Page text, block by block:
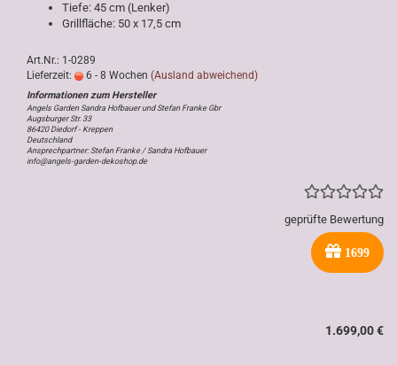
Tiefe: 45 cm (Lenker)
Grillfläche: 50 x 17,5 cm
Art.Nr.: 1-0289
Lieferzeit:
6 - 8 Wochen (Ausland abweichend)
Angels Garden Sandra Hofbauer und Stefan Franke Gbr
Augsburger Str. 33
86420 Diedorf - Kreppen
Deutschland
Ansprechpartner: Stefan Franke / Sandra Hofbauer
info@angels-garden-dekoshop.de
geprüfte Bewertung
1699
1.699,00 €